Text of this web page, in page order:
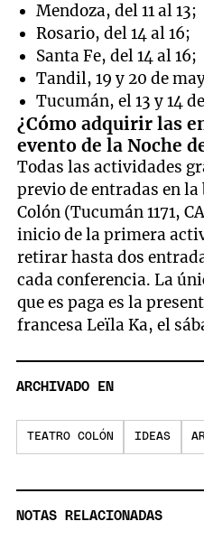
Mendoza, del 11 al 13;
Rosario, del 14 al 16;
Santa Fe, del 14 al 16;
Tandil, 19 y 20 de
Tucumán, el 13 y 14
¿Cómo adquirir las
evento de la Noche
Todas las actividades
previo de entradas en
Colón (Tucumán 1171,
inicio de la primera
retirar hasta dos
cada conferencia. La
que es paga es la
francesa Leïla Ka, el
ARCHIVADO EN
TEATRO COLÓN IDEAS
NOTAS RELACIONADAS